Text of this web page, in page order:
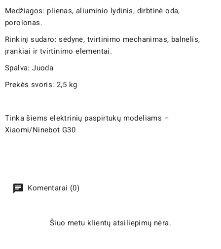
Medžiagos: plienas, aliuminio lydinis, dirbtinė oda,
porolonas.
Rinkinį sudaro: sėdynė, tvirtinimo mechanimas, balnelis,
įrankiai ir tvirtinimo elementai.
Spalva: Juoda
Prekės svoris: 2,5 kg
Tinka šiems elektrinių paspirtukų modeliams –
Xiaomi/Ninebot G30
Komentarai (0)
Šiuo metu klientų atsiliepimų nėra.